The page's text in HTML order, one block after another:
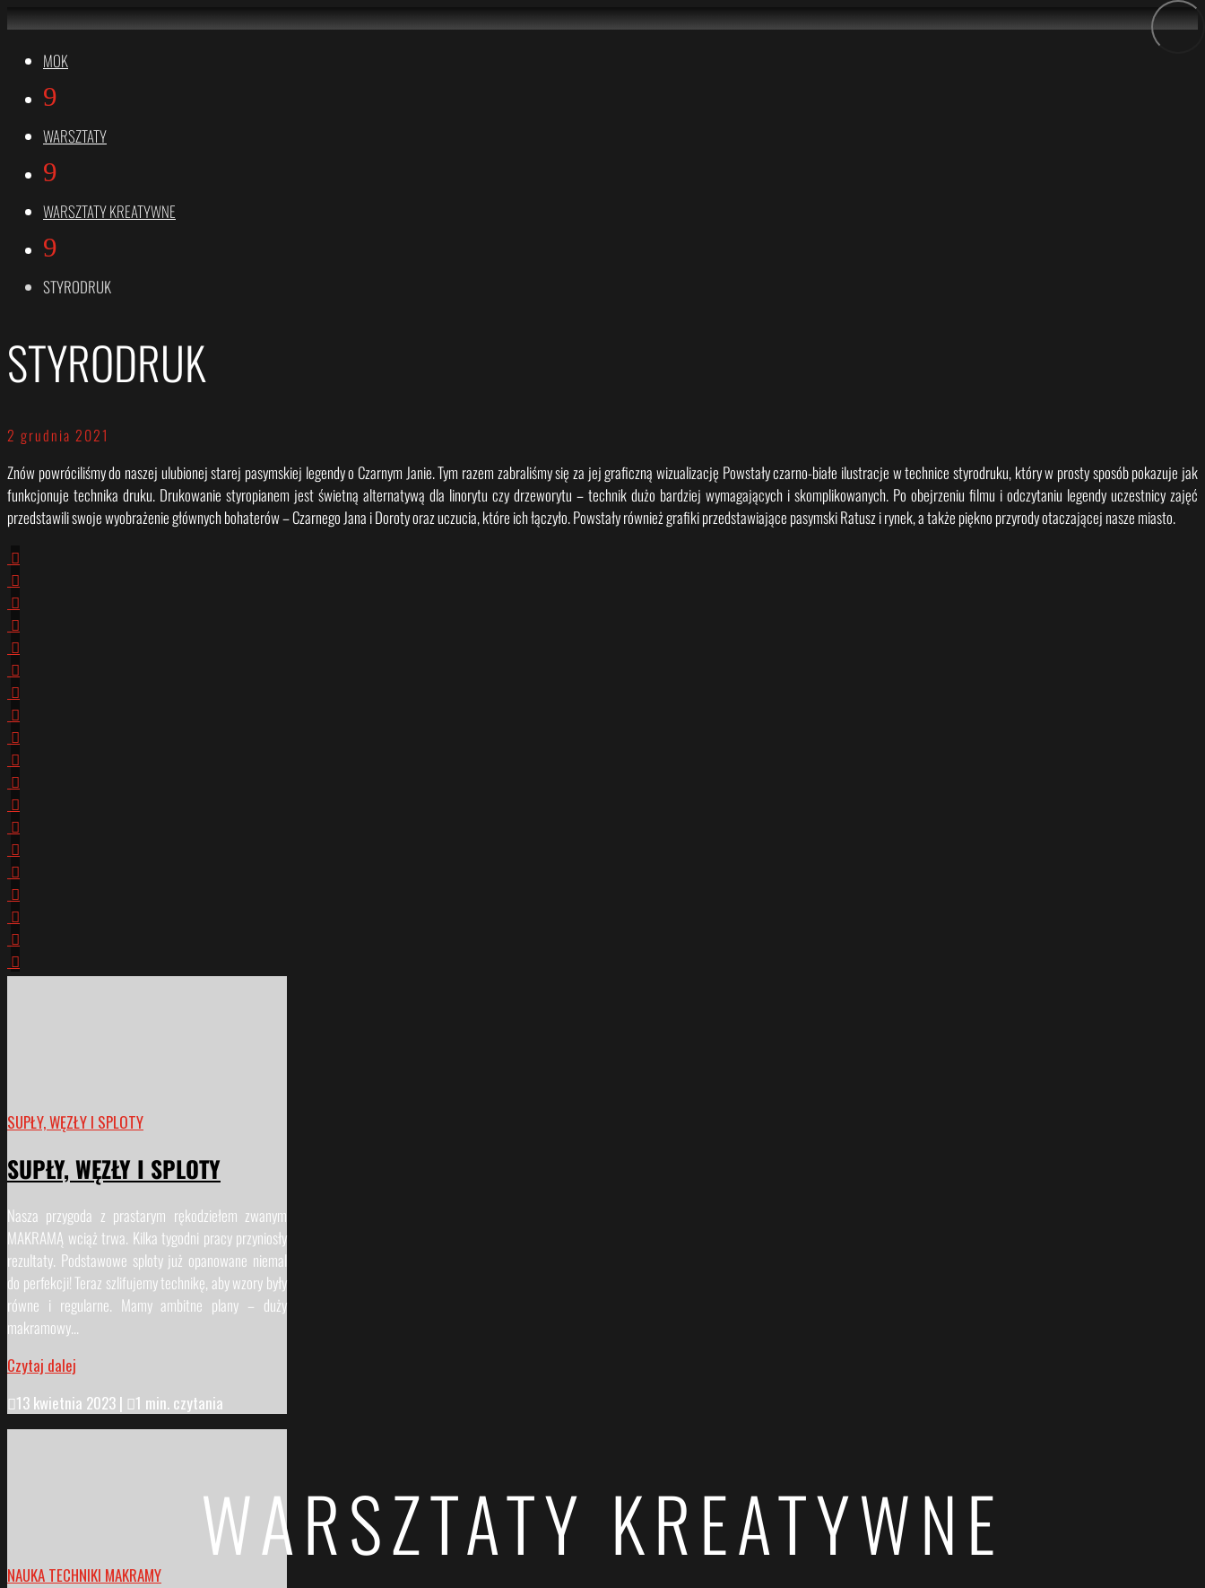
WARSZTATY KREATYWNE
MOK
9
WARSZTATY
9
WARSZTATY KREATYWNE
9
STYRODRUK
STYRODRUK
2 grudnia 2021
Znów powróciliśmy do naszej ulubionej starej pasymskiej legendy o Czarnym Janie. Tym razem zabraliśmy się za jej graficzną wizualizację Powstały czarno-białe ilustracje w technice styrodruku, który w prosty sposób pokazuje jak
funkcjonuje technika druku. Drukowanie styropianem jest świetną alternatywą dla linorytu czy drzeworytu – technik dużo bardziej wymagających i skomplikowanych. Po obejrzeniu filmu i odczytaniu legendy uczestnicy zajęć
przedstawili swoje wyobrażenie głównych bohaterów – Czarnego Jana i Doroty oraz uczucia, które ich łączyło. Powstały również grafiki przedstawiające pasymski Ratusz i rynek, a także piękno przyrody otaczającej nasze miasto.
SUPŁY, WĘZŁY I SPLOTY
SUPŁY, WĘZŁY I SPLOTY
Nasza przygoda z prastarym rękodziełem zwanym
MAKRAMĄ wciąż trwa. Kilka tygodni pracy przyniosły
rezultaty. Podstawowe sploty już opanowane niemal
do perfekcji! Teraz szlifujemy technikę, aby wzory były
równe i regularne. Mamy ambitne plany – duży
makramowy...
Czytaj dalej
13 kwietnia 2023 | 1 min. czytania
NAUKA TECHNIKI MAKRAMY